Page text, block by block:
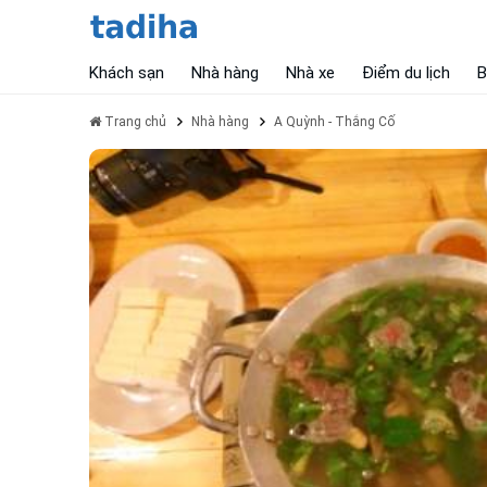
Khách sạn Nhà hàng Nhà xe Điểm du lịch
Trang chủ Nhà hàng A Quỳnh - Thắng Cố